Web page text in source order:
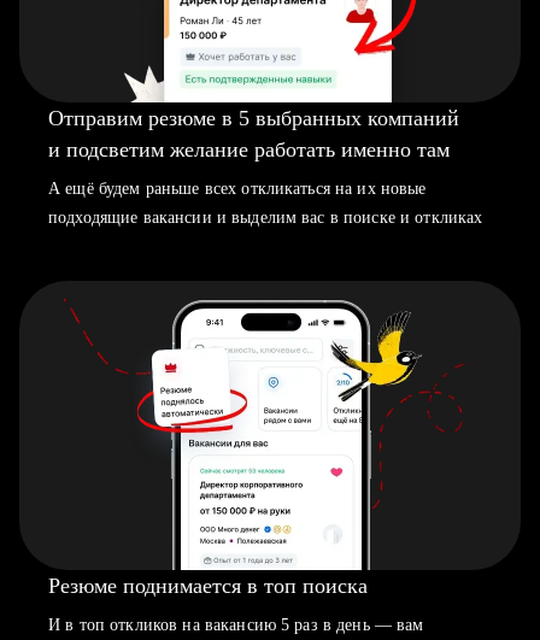
Отправим резюме в 5 выбранных компаний
и подсветим желание работать именно там
А ещё будем раньше всех откликаться на их новые
подходящие вакансии и выделим вас в поиске и откликах
Резюме поднимается в топ поиска
И в топ откликов на вакансию 5 раз в день — вам